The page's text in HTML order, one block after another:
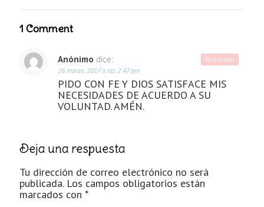
1 Comment
Anónimo dice:
16 marzo, 2017 a las 2:47 pm
PIDO CON FE Y DIOS SATISFACE MIS
NECESIDADES DE ACUERDO A SU
VOLUNTAD. AMÉN.
Responder
Deja una respuesta
Tu dirección de correo electrónico no será
publicada. Los campos obligatorios están
marcados con *